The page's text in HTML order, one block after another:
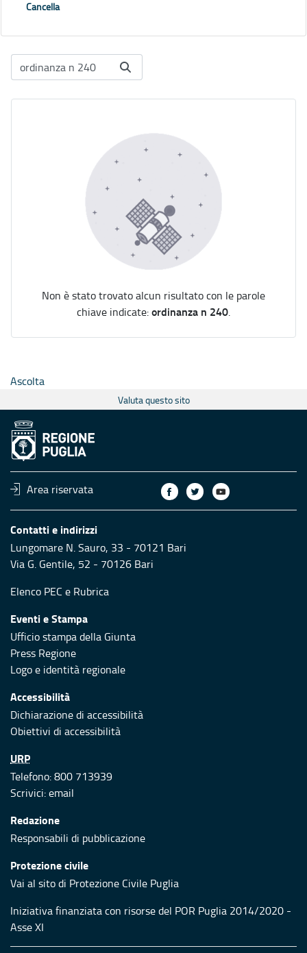
Cancella
Non è stato trovato alcun risultato con le parole
chiave indicate:ordinanza n 240.
Ascolta
Valuta questo sito
Area riservata
Contatti e indirizzi
Lungomare N. Sauro, 33 - 70121 Bari
Via G. Gentile, 52 - 70126 Bari
Elenco PEC e Rubrica
Eventi e Stampa
Ufficio stampa della Giunta
Press Regione
Logo e identità regionale
Accessibilità
Dichiarazione di accessibilità
Obiettivi di accessibilità
URP
Telefono: 800 713939
Scrivici:email
Redazione
Responsabili di pubblicazione
Protezione civile
Vai al sito di Protezione Civile Puglia
Iniziativa finanziata con risorse del POR Puglia 2014/2020 -
Asse XI